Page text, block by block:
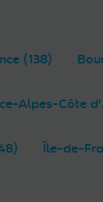
(138)
Alpes-Côte
Île-de-